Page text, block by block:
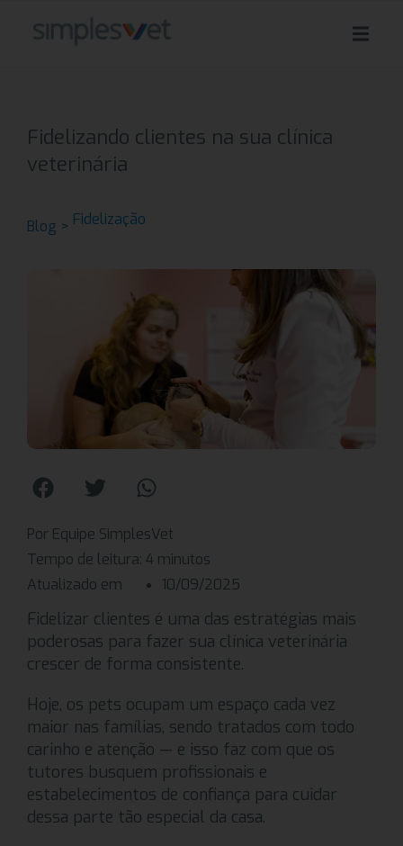
Fidelizando clientes na sua clínica
veterinária
Blog > Fidelização
Por Equipe SimplesVet
Tempo de leitura: 4 minutos
Atualizado em
10/09/2025
Fidelizar clientes é uma das estratégias mais
poderosas para fazer sua clínica veterinária
crescer de forma consistente.
Hoje, os pets ocupam um espaço cada vez
maior nas famílias, sendo tratados com todo
carinho e atenção — e isso faz com que os
tutores busquem profissionais e
estabelecimentos de confiança para cuidar
dessa parte tão especial da casa.